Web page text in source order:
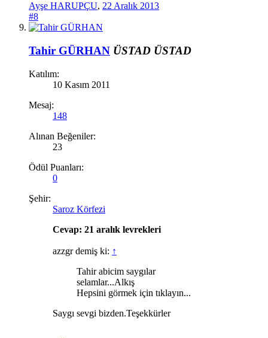
Ayşe HARUPÇU, 22 Aralık 2013
#8
Tahir GÜRHAN ÜSTAD ÜSTAD
Katılım:
10 Kasım 2011
Mesaj:
148
Alınan Beğeniler:
23
Ödül Puanları:
0
Şehir:
Saroz Körfezi
Cevap: 21 aralık levrekleri
azzgr demiş ki: ↑
Tahir abicim saygılar
selamlar...Alkış
Hepsini görmek için tıklayın...
Saygı sevgi bizden.Teşekkürler